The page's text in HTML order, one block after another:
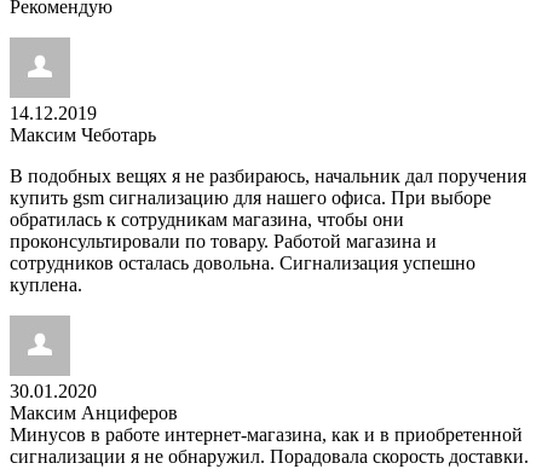
Рекомендую
14.12.2019
Максим Чеботарь
В подобных вещях я не разбираюсь, начальник дал поручения
купить gsm сигнализацию для нашего офиса. При выборе
обратилась к сотрудникам магазина, чтобы они
проконсультировали по товару. Работой магазина и
сотрудников осталась довольна. Сигнализация успешно
куплена.
30.01.2020
Максим Анциферов
Минусов в работе интернет-магазина, как и в приобретенной
сигнализации я не обнаружил. Порадовала скорость доставки.